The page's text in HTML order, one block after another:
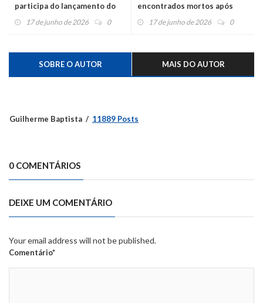
participa do lançamento do
Programa Prepara RS e será
Defesa Civil
17 de junho de 2026 0
encontrados mortos após
possível ataque de felino em
17 de junho de 2026 0
SOBRE O AUTOR MAIS DO AUTOR
Guilherme Baptista 11889 Posts
0 COMENTÁRIOS
DEIXE UM COMENTÁRIO
Your email address will not be published.
Comentário*